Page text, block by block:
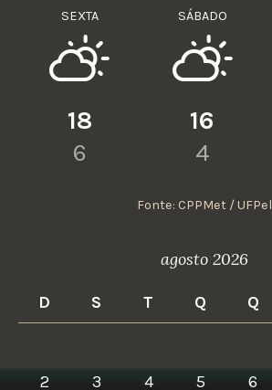
SEXTA
18
6
SÁBADO
16
4
Fonte: CPPMet / UFPel
agosto 2026
D S T Q Q
2
3 4 5 6